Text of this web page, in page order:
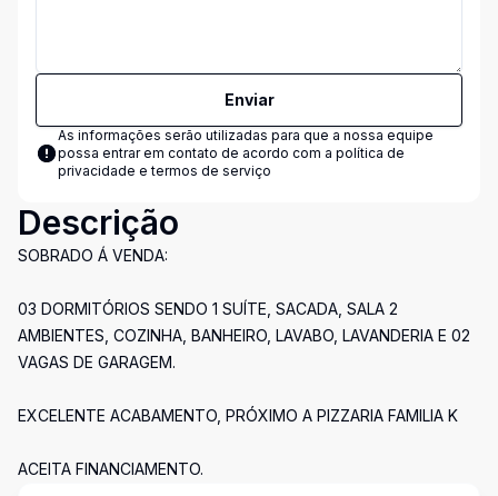
Enviar
As informações serão utilizadas para que a nossa equipe
possa entrar em contato de acordo com a política de
privacidade e termos de serviço
Descrição
SOBRADO Á VENDA:
03 DORMITÓRIOS SENDO 1 SUÍTE, SACADA, SALA 2
AMBIENTES, COZINHA, BANHEIRO, LAVABO, LAVANDERIA E 02
VAGAS DE GARAGEM.
EXCELENTE ACABAMENTO, PRÓXIMO A PIZZARIA FAMILIA K
ACEITA FINANCIAMENTO.